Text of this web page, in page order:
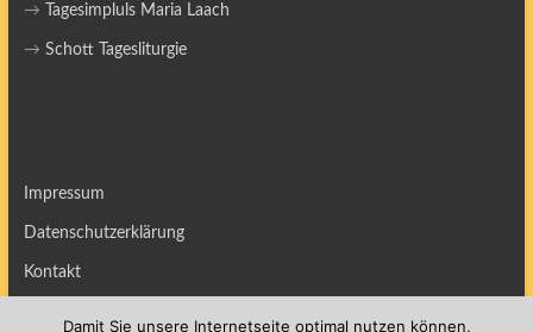
→ Tagesimpluls Maria Laach
→ Schott Tagesliturgie
Impressum
Datenschutzerklärung
Kontakt
Damit Sie unsere Internetseite optimal nutzen können,